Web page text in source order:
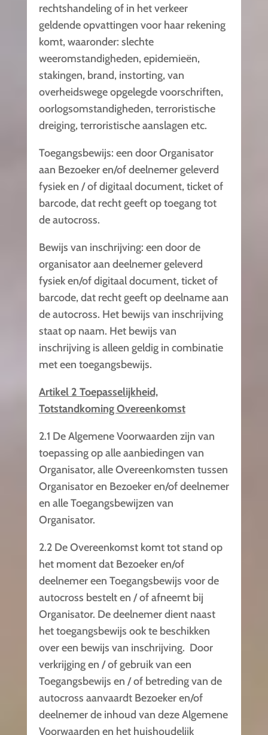
rechtshandeling of in het verkeer
geldende opvattingen voor haar rekening
komt, waaronder: slechte
weeromstandigheden, epidemieën,
stakingen, brand, instorting, van
overheidswege opgelegde voorschriften,
oorlogsomstandigheden, terroristische
dreiging, terroristische aanslagen etc.
Toegangsbewijs: een door Organisator
aan Bezoeker en/of deelnemer geleverd
fysiek en / of digitaal document, ticket of
barcode, dat recht geeft op toegang tot
de autocross.
Bewijs van inschrijving: een door de
organisator aan deelnemer geleverd
fysiek en/of digitaal document, ticket of
barcode, dat recht geeft op deelname aan
de autocross. Het bewijs van inschrijving
staat op naam. Het bewijs van
inschrijving is alleen geldig in combinatie
met een toegangsbewijs.
Artikel 2 Toepasselijkheid,
Totstandkoming Overeenkomst
2.1 De Algemene Voorwaarden zijn van
toepassing op alle aanbiedingen van
Organisator, alle Overeenkomsten tussen
Organisator en Bezoeker en/of deelnemer
en alle Toegangsbewijzen van
Organisator.
2.2 De Overeenkomst komt tot stand op
het moment dat Bezoeker en/of
deelnemer een Toegangsbewijs voor de
autocross bestelt en / of afneemt bij
Organisator. De deelnemer dient naast
het toegangsbewijs ook te beschikken
over een bewijs van inschrijving. Door
verkrijging en / of gebruik van een
Toegangsbewijs en / of betreding van de
autocross aanvaardt Bezoeker en/of
deelnemer de inhoud van deze Algemene
Voorwaarden en het huishoudelijk